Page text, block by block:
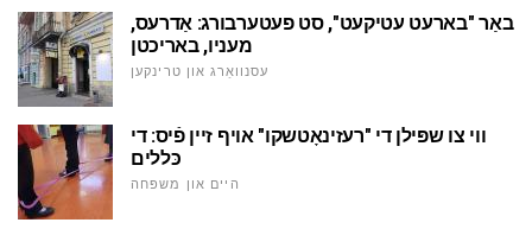
באַר "בארעט עטיקעט", סט פעטערבורג: אַדרעס,
מעניו, באריכטן
עסנוואַרג און טרינקען
ווי צו שפּילן די "רעזינאָטשקו" אויף זיין פֿיס: די
כּללים
היים און משפּחה